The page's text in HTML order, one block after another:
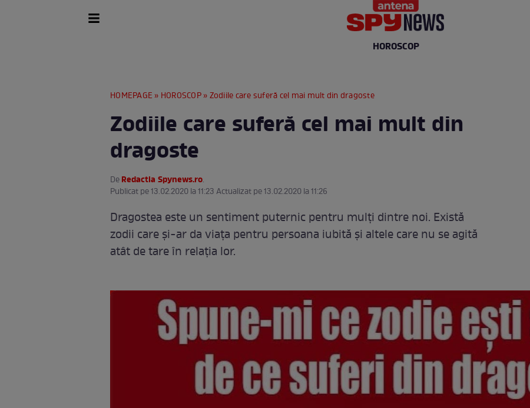
HOROSCOP
HOMEPAGE » HOROSCOP» Zodiile care suferă cel mai mult din dragoste
Zodiile care suferă cel mai mult din
dragoste
DeRedactia Spynews.ro.
Publicat pe 13.02.2020 la 11:23 Actualizat pe 13.02.2020 la 11:26
Dragostea este un sentiment puternic pentru mulți dintre noi. Există
zodii care și-ar da viața pentru persoana iubită și altele care nu se agită
atât de tare în relația lor.